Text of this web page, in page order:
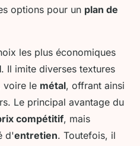
options pour un plan de
les plus économiques
. Il imite diverses textures
voire le métal, offrant ainsi
Le principal avantage du
compétitif, mais
d'entretien. Toutefois, il